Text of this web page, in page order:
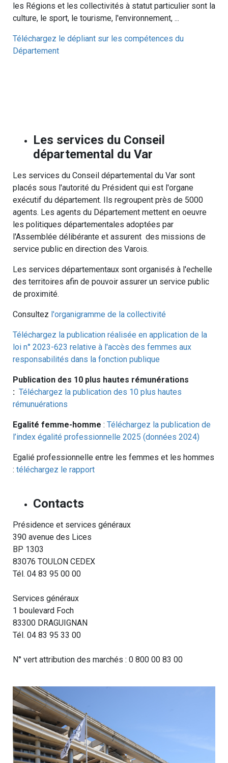
les Régions et les collectivités à statut particulier sont la
culture, le sport, le tourisme, l'environnement, ...
Téléchargez le dépliant sur les compétences du
Département
Les services du Conseil
départemental du Var
Les services du Conseil départemental du Var sont
placés sous l'autorité du Président qui est l'organe
exécutif du département. Ils regroupent près de 5000
agents. Les agents du Département mettent en oeuvre
les politiques départementales adoptées par
l'Assemblée délibérante et assurent des missions de
service public en direction des Varois.
Les services départementaux sont organisés à l'echelle
des territoires afin de pouvoir assurer un service public
de proximité.
Consultez l'organigramme de la collectivité
Téléchargez la publication réalisée en application de la
loi n° 2023-623 relative à l'accès des femmes aux
responsabilités dans la fonction publique
Publication des 10 plus hautes rémunérations
: Téléchargez la publication des 10 plus hautes
rémunuérations
Egalité femme-homme : Téléchargez la publication de
l’index égalité professionnelle 2025 (données 2024)
Egalié professionnelle entre les femmes et les hommes
: téléchargez le rapport
Contacts
Présidence et services généraux
390 avenue des Lices
BP 1303
83076 TOULON CEDEX
Tél. 04 83 95 00 00
Services généraux
1 boulevard Foch
83300 DRAGUIGNAN
Tél. 04 83 95 33 00
N° vert attribution des marchés : 0 800 00 83 00